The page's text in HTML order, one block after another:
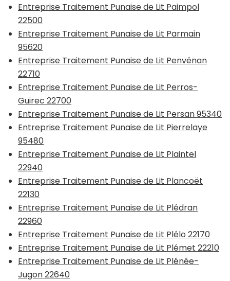
Entreprise Traitement Punaise de Lit Paimpol
22500
Entreprise Traitement Punaise de Lit Parmain
95620
Entreprise Traitement Punaise de Lit Penvénan
22710
Entreprise Traitement Punaise de Lit Perros-
Guirec 22700
Entreprise Traitement Punaise de Lit Persan 95340
Entreprise Traitement Punaise de Lit Pierrelaye
95480
Entreprise Traitement Punaise de Lit Plaintel
22940
Entreprise Traitement Punaise de Lit Plancoët
22130
Entreprise Traitement Punaise de Lit Plédran
22960
Entreprise Traitement Punaise de Lit Plélo 22170
Entreprise Traitement Punaise de Lit Plémet 22210
Entreprise Traitement Punaise de Lit Plénée-
Jugon 22640